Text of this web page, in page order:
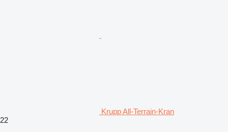
Krupp All-Terrain-Kran
22